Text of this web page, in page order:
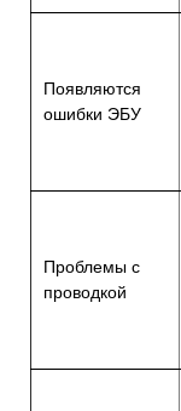
Появляются
ошибки ЭБУ
Проблемы с
проводкой